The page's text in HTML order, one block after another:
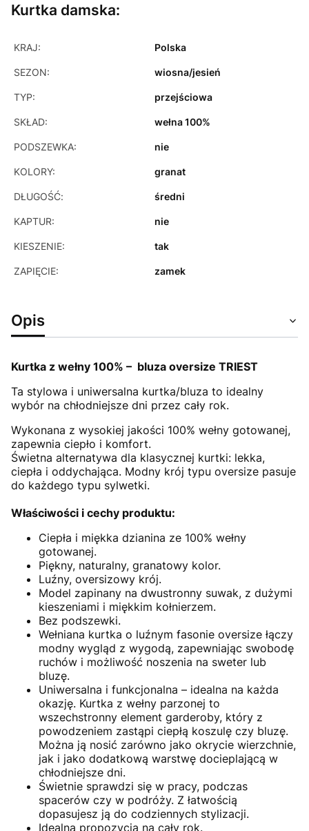
Kurtka damska:
KRAJ: Polska
SEZON: wiosna/jesień
TYP: przejściowa
SKŁAD: wełna 100%
PODSZEWKA: nie
KOLORY: granat
DŁUGOŚĆ: średni
KAPTUR: nie
KIESZENIE: tak
ZAPIĘCIE: zamek
Opis
Kurtka z wełny 100% – bluza oversize TRIEST
Ta stylowa i uniwersalna kurtka/bluza to idealny
wybór na chłodniejsze dni przez cały rok.
Wykonana z wysokiej jakości 100% wełny gotowanej,
zapewnia ciepło i komfort.
Świetna alternatywa dla klasycznej kurtki: lekka,
ciepła i oddychająca. Modny krój typu oversize pasuje
do każdego typu sylwetki.
Właściwości i cechy produktu:
Ciepła i miękka dzianina ze 100% wełny
gotowanej.
Piękny, naturalny, granatowy kolor.
Luźny, oversizowy krój.
Model zapinany na dwustronny suwak, z dużymi
kieszeniami i miękkim kołnierzem.
Bez podszewki.
Wełniana kurtka o luźnym fasonie oversize łączy
modny wygląd z wygodą, zapewniając swobodę
ruchów i możliwość noszenia na sweter lub
bluzę.
Uniwersalna i funkcjonalna – idealna na każda
okazję. Kurtka z wełny parzonej to
wszechstronny element garderoby, który z
powodzeniem zastąpi ciepłą koszulę czy bluzę.
Można ją nosić zarówno jako okrycie wierzchnie,
jak i jako dodatkową warstwę docieplającą w
chłodniejsze dni.
Świetnie sprawdzi się w pracy, podczas
spacerów czy w podróży. Z łatwością
dopasujesz ją do codziennych stylizacji.
Idealna propozycja na cały rok.